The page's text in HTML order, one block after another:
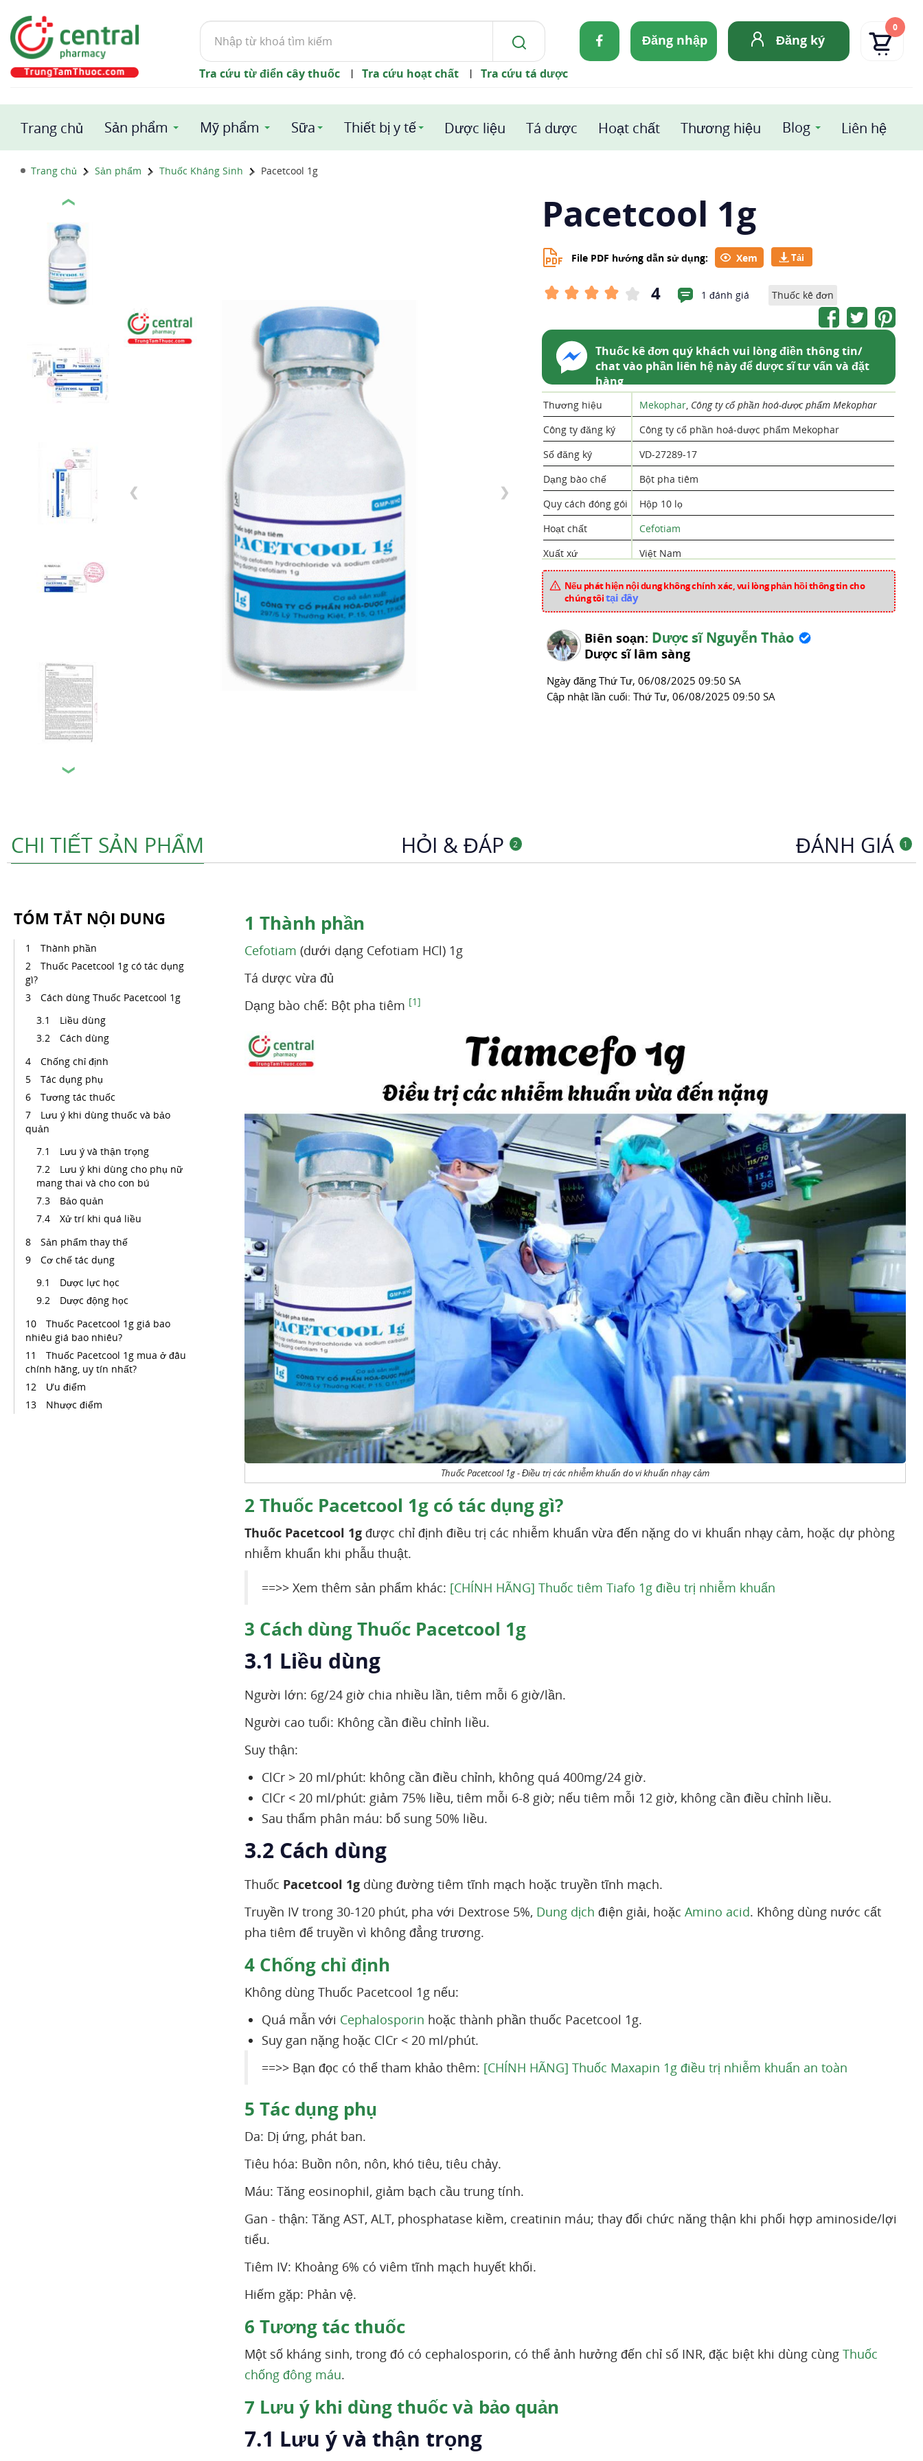
Tìm
kiếm
Đăng nhập Đăng ký
0
Tra cứu từ điển cây thuốc | Tra cứu hoạt chất | Tra cứu tá dược
Trang chủ Sản phẩm Mỹ phẩm Sữa Thiết bị y tế Dược liệu Tá dược Hoạt chất Thương hiệu Blog Liên hệ
Trang chủ Sản phẩm Thuốc Kháng Sinh Pacetcool 1g
❮
❯
1 / 8
❮ ❯
Pacetcool 1g
File PDF hướng dẫn sử dụng: Xem
4 1 đánh giá Thuốc kê đơn
Thuốc kê đơn quý khách vui lòng điền thông tin/
chat vào phần liên hệ này để dược sĩ tư vấn và đặt
hàng
Thương hiệu Mekophar, Công ty cổ phần hoá-dược phẩm Mekophar
Công ty đăng ký
Công ty cổ phần hoá-dược phẩm Mekophar
Số đăng ký
VD-27289-17
Dạng bào chế
Bột pha tiêm
Quy cách đóng gói
Hộp 10 lọ
Hoạt chất
Cefotiam
Xuất xứ
Việt Nam
Mã sản phẩm
Chuyên mục
Nếu phát hiện nội dung không chính xác, vui lòng phản hồi thông tin cho
chúng tôitại đây
Biên soạn: Dược sĩ Nguyễn Thảo
Dược sĩ lâm sàng
Ngày đăng Thứ Tư, 06/08/2025 09:50 SA
Cập nhật lần cuối: Thứ Tư, 06/08/2025 09:50 SA
CHI TIẾT SẢN PHẨM HỎI & ĐÁP 2 ĐÁNH GIÁ 1
TÓM TẮT NỘI DUNG
Thành phần
Thuốc Pacetcool 1g có tác dụng
gì?
Cách dùng Thuốc Pacetcool 1g
Liều dùng
Cách dùng
Chống chỉ định
Tác dụng phụ
Tương tác thuốc
Lưu ý khi dùng thuốc và bảo
quản
Lưu ý và thận trọng
Lưu ý khi dùng cho phụ nữ
mang thai và cho con bú
Bảo quản
Xử trí khi quá liều
Sản phẩm thay thế
Cơ chế tác dụng
Dược lực học
Dược động học
Thuốc Pacetcool 1g giá bao
nhiêu giá bao nhiêu?
Thuốc Pacetcool 1g mua ở đâu
chính hãng, uy tín nhất?
Ưu điểm
Nhược điểm
1 Thành phần
Cefotiam (dưới dạng Cefotiam HCl) 1g
Tá dược vừa đủ
Dạng bào chế: Bột pha tiêm [1]
Thuốc Pacetcool 1g - Điều trị các nhiễm khuẩn do vi khuẩn nhạy cảm
2 Thuốc Pacetcool 1g có tác dụng gì?
Thuốc Pacetcool 1g được chỉ định điều trị các nhiễm khuẩn vừa đến nặng do vi khuẩn nhạy cảm, hoặc dự phòng
nhiễm khuẩn khi phẫu thuật.
==>> Xem thêm sản phẩm khác: [CHÍNH HÃNG] Thuốc tiêm Tiafo 1g điều trị nhiễm khuẩn
3 Cách dùng Thuốc Pacetcool 1g
3.1 Liều dùng
Người lớn: 6g/24 giờ chia nhiều lần, tiêm mỗi 6 giờ/lần.
Người cao tuổi: Không cần điều chỉnh liều.
Suy thận:
ClCr > 20 ml/phút: không cần điều chỉnh, không quá 400mg/24 giờ.
ClCr < 20 ml/phút: giảm 75% liều, tiêm mỗi 6-8 giờ; nếu tiêm mỗi 12 giờ, không cần điều chỉnh liều.
Sau thẩm phân máu: bổ sung 50% liều.
3.2 Cách dùng
Thuốc Pacetcool 1g dùng đường tiêm tĩnh mạch hoặc truyền tĩnh mạch.
Truyền IV trong 30-120 phút, pha với Dextrose 5%, Dung dịch điện giải, hoặc Amino acid. Không dùng nước cất
pha tiêm để truyền vì không đẳng trương.
4 Chống chỉ định
Không dùng Thuốc Pacetcool 1g nếu:
Quá mẫn với Cephalosporin hoặc thành phần thuốc Pacetcool 1g.
Suy gan nặng hoặc ClCr < 20 ml/phút.
==>> Bạn đọc có thể tham khảo thêm: [CHÍNH HÃNG] Thuốc Maxapin 1g điều trị nhiễm khuẩn an toàn
5 Tác dụng phụ
Da: Dị ứng, phát ban.
Tiêu hóa: Buồn nôn, nôn, khó tiêu, tiêu chảy.
Máu: Tăng eosinophil, giảm bạch cầu trung tính.
Gan - thận: Tăng AST, ALT, phosphatase kiềm, creatinin máu; thay đổi chức năng thận khi phối hợp aminoside/lợi
tiểu.
Tiêm IV: Khoảng 6% có viêm tĩnh mạch huyết khối.
Hiếm gặp: Phản vệ.
6 Tương tác thuốc
Một số kháng sinh, trong đó có cephalosporin, có thể ảnh hưởng đến chỉ số INR, đặc biệt khi dùng cùng Thuốc
chống đông máu.
7 Lưu ý khi dùng thuốc và bảo quản
7.1 Lưu ý và thận trọng